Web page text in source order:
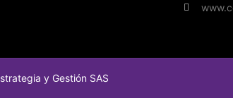
y Gestión SAS